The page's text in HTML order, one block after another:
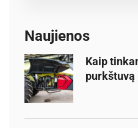
c
f
o
r
:
Naujienos
Kaip
purkštuvą